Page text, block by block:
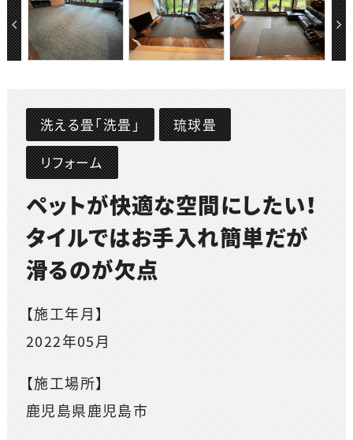
洗える畳「洗畳」
琉球畳
リフォーム
ペットが快適な空間にしたい！
タイルではお手入れ簡単だが
滑るのが欠点
【施工年月】
2022年05月
【施工場所】
鹿児島県鹿児島市